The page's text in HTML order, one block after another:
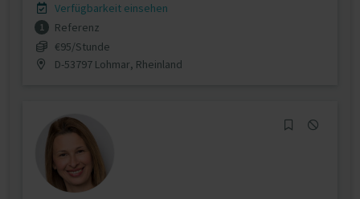
Verfügbarkeit einsehen
1
Referenz
€95/Stunde
D-53797 Lohmar, Rheinland